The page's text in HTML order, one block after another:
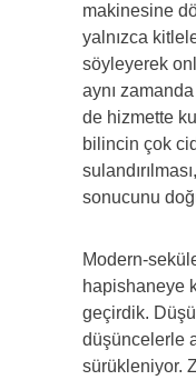
makinesine
yalnızca
söyleyerek
aynı
de hizmette
bilincin çok
sonucunu
Modern-
hapishaneye
geçirdik.
düşüncelerle
sürükleniyor.